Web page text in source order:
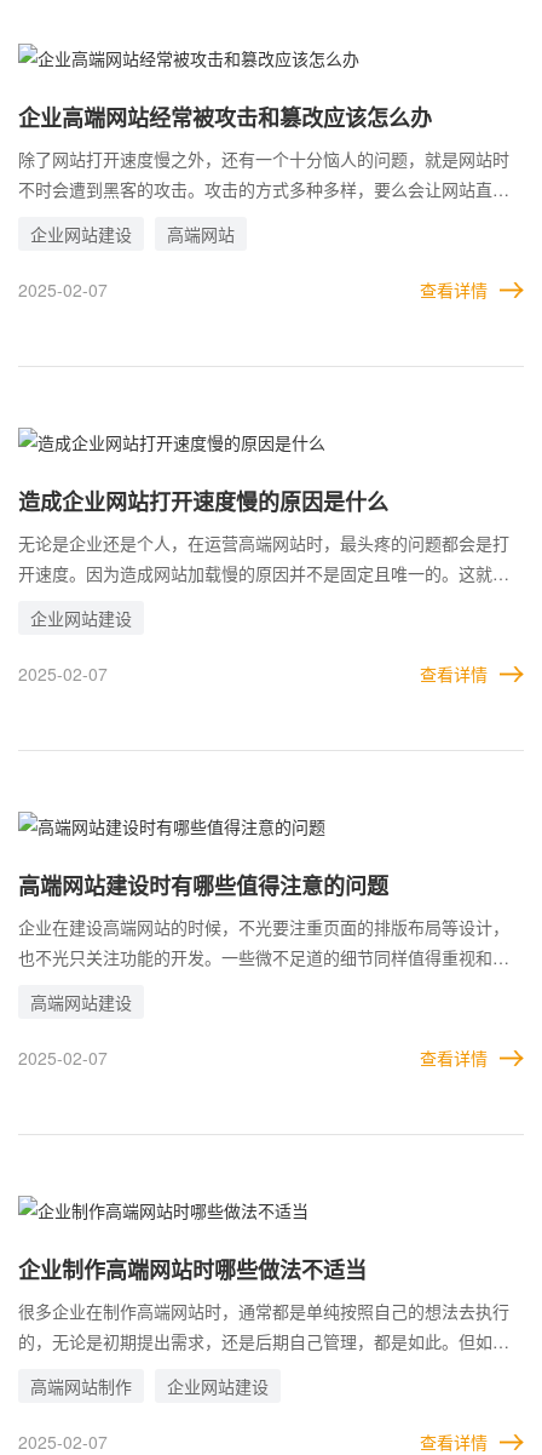
企业高端网站经常被攻击和篡改应该怎么办
除了网站打开速度慢之外，还有一个十分恼人的问题，就是网站时
不时会遭到黑客的攻击。攻击的方式多种多样，要么会让网站直接
会被篡改，打开网站就会被强制跳转到一个灰色网站，导致自己的
网站完全无法正常使用。这些情况造成的影响是很严重的，不仅损
获得用户的信任吗?所以，企业在建设高端网站时，要从各个方面做
企业网站建设 高端网站
2025-02-07 查看详情
造成企业网站打开速度慢的原因是什么
无论是企业还是个人，在运营高端网站时，最头疼的问题都会是打
开速度。因为造成网站加载慢的原因并不是固定且唯一的。这就导
一开始都是通过花钱去做推广引流的。如果高端网站打开的速度太
慢，那么好不容易引来的用户，会因为加载时间过长而退走，根本
可能引起网站速度变慢的原因，从而可以逐一排查，更快的找到解
企业网站建设
2025-02-07 查看详情
高端网站建设时有哪些值得注意的问题
企业在建设高端网站的时候，不光要注重页面的排版布局等设计，
也不光只关注功能的开发。一些微不足道的细节同样值得重视和关
在潜移默化中，影响用户的体验，从而降低用户或平台对于网站的
评价，不利于企业做高端网站的推广，不利于品牌形象的建立。 比
的网站，才是最接近用户的，更容易引起用户的共鸣。
高端网站建设
2025-02-07 查看详情
企业制作高端网站时哪些做法不适当
很多企业在制作高端网站时，通常都是单纯按照自己的想法去执行
的，无论是初期提出需求，还是后期自己管理，都是如此。但如果
化，那么无论执行怎样的方案，只要不影响网站展现，或者改变了
也能够恢复，就基本上没有影响，可以随心所欲的修改。 但是一旦
高端网站制作 企业网站建设
2025-02-07 查看详情